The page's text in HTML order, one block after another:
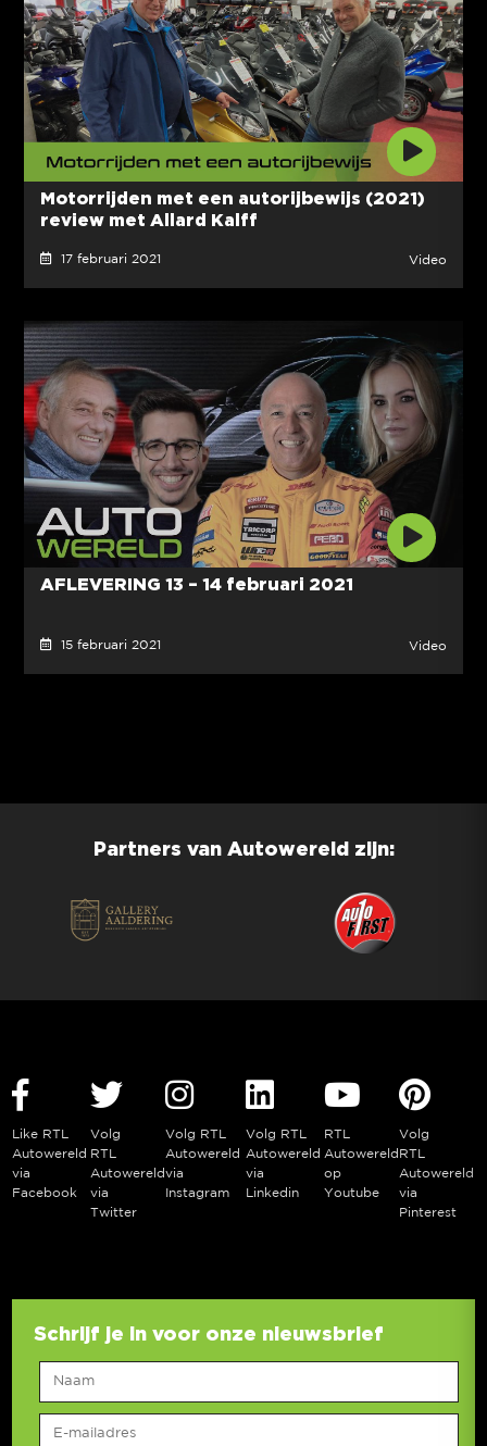
Motorrijden met een autorijbewijs (2021)
review met Allard Kalff
17 februari 2021 Video
AFLEVERING 13 – 14 februari 2021
15 februari 2021 Video
Partners van Autowereld zijn:
Like RTL
Autowereld
via
Facebook
Volg
RTL
Autowereld
via
Twitter
Volg RTL
Autowereld
via
Instagram
Volg RTL
Autowereld
via
Linkedin
RTL
Autowereld
op
Youtube
Volg
RTL
Autowereld
via
Pinterest
Schrijf je in voor onze nieuwsbrief